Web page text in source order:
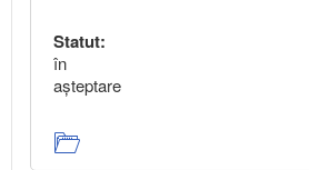
Statut:
în
aşteptare